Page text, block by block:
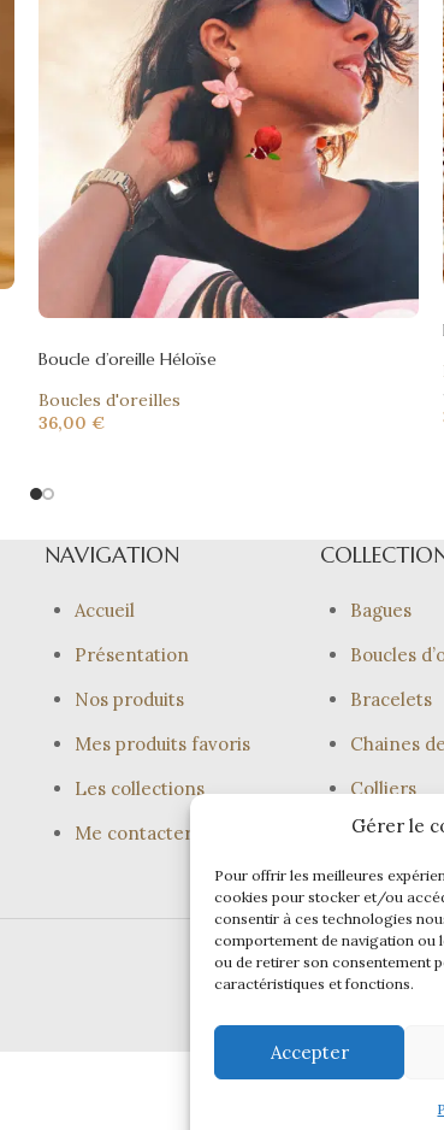
Gérer le
Pour offrir les meilleures
cookies pour stocker et/ou
consentir à ces technologies
comportement de navigation ou
ou de retirer son consentement
caractéristiques et fonctions.
Accepter
Boucle d’oreille Héloïse
Boucles d'oreilles
36,00 €
NAVIGATION
Accueil
Présentation
Nos produits
Mes produits favoris
Les collections
Me contacter
Bagues
Boucles
Bracelets
Chaines
Colliers
Joncs